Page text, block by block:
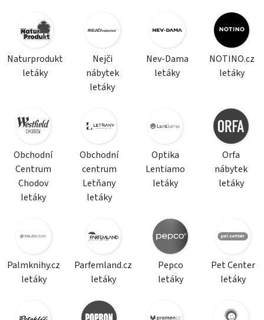
Naturprodukt
letáky
Nejči
nábytek
letáky
Nev-Dama
letáky
NOTINO.cz
letáky
Obchodní
Centrum
Chodov
letáky
Obchodní
centrum
Letňany
letáky
Optika
Lentiamo
letáky
Orfa
nábytek
letáky
Palmknihy.cz
letáky
Parfemland.cz
letáky
Pepco
letáky
Pet Center
letáky